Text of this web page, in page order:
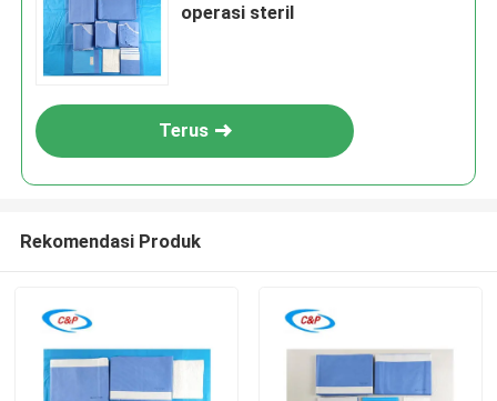
operasi steril
Terus
Rekomendasi Produk